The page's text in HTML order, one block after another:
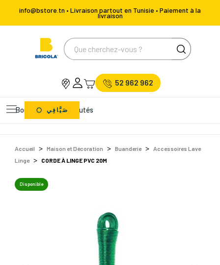
info@bstore.tn • Livraison partout en Tunisie • Paiement à la
livraison
52 962 962
Bons Plans Nouveautés
صَيَّافِي
Accueil Maison et Décoration Buanderie
Accessoires Lave
Linge
CORDE À LINGE PVC 20M
Disponible